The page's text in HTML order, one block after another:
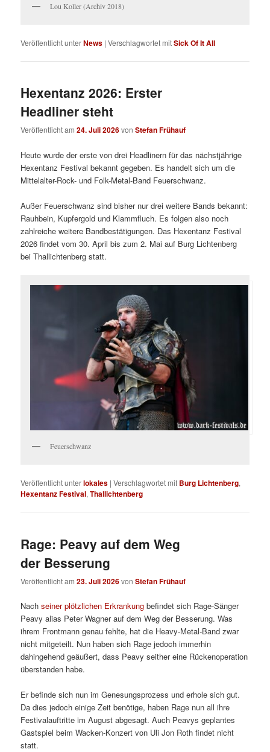
Lou Koller (Archiv 2018)
Veröffentlicht unterNews |Verschlagwortet mitSick Of It All
Hexentanz 2026: Erster
Headliner steht
Veröffentlicht am24. Juli 2026vonStefan Frühauf
Heute wurde der erste von drei Headlinern für das nächstjährige
Hexentanz Festival bekannt gegeben. Es handelt sich um die
Mittelalter-Rock- und Folk-Metal-Band Feuerschwanz.
Außer Feuerschwanz sind bisher nur drei weitere Bands bekannt:
Rauhbein, Kupfergold und Klammfluch. Es folgen also noch
zahlreiche weitere Bandbestätigungen. Das Hexentanz Festival
2026 findet vom 30. April bis zum 2. Mai auf Burg Lichtenberg
bei Thallichtenberg statt.
Feuerschwanz
Veröffentlicht unterlokales |Verschlagwortet mit Burg Lichtenberg,
Hexentanz Festival,Thallichtenberg
Rage: Peavy auf dem Weg
der Besserung
Veröffentlicht am23. Juli 2026vonStefan Frühauf
Nachseiner plötzlichen Erkrankung befindet sich Rage-Sänger
Peavy alias Peter Wagner auf dem Weg der Besserung. Was
ihrem Frontmann genau fehlte, hat die Heavy-Metal-Band zwar
nicht mitgeteilt. Nun haben sich Rage jedoch immerhin
dahingehend geäußert, dass Peavy seither eine Rückenoperation
überstanden habe.
Er befinde sich nun im Genesungsprozess und erhole sich gut.
Da dies jedoch einige Zeit benötige, haben Rage nun all ihre
Festivalauftritte im August abgesagt. Auch Peavys geplantes
Gastspiel beim Wacken-Konzert von Uli Jon Roth findet nicht
statt.